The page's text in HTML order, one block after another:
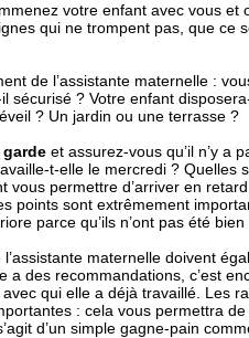
votre enfant avec vous et
qui ne trompent pas, que ce
de l’assistante maternelle :
sécurisé ? Votre enfant
? Un jardin ou une terrasse ?
et assurez-vous qu’il n’y a
t-elle le mercredi ? Quelles
vous permettre d’arriver en
points sont extrêmement
parce qu’ils n’ont pas été
maternelle doivent
a des recommandations, c’est
qui elle a déjà travaillé. Les
: cela vous permettra
d’un simple gagne-pain